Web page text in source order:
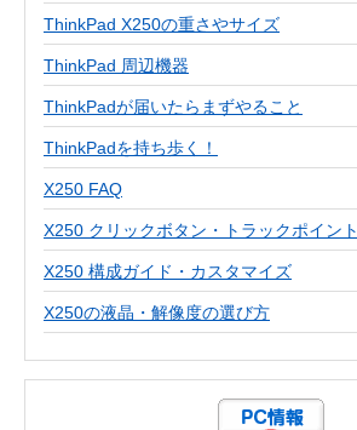
ThinkPad X250の重さやサイズ
ThinkPad 周辺機器
ThinkPadが届いたらまずやること
ThinkPadを持ち歩く！
X250 FAQ
X250 クリックボタン・トラックポイント
X250 構成ガイド・カスタマイズ
X250の液晶・解像度の選び方